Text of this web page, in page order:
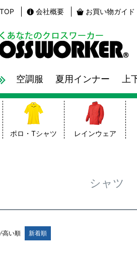
TOP 会社概要 お買い物ガイド
空調服 夏用インナー 上
ポロ・Tシャツ レインウェア
シャツ
高い順 新着順